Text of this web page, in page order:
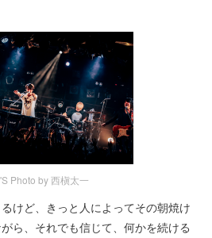
Photo by 西槇太一
けど、きっと人によってその朝焼け
ら、それでも信じて、何かを続ける